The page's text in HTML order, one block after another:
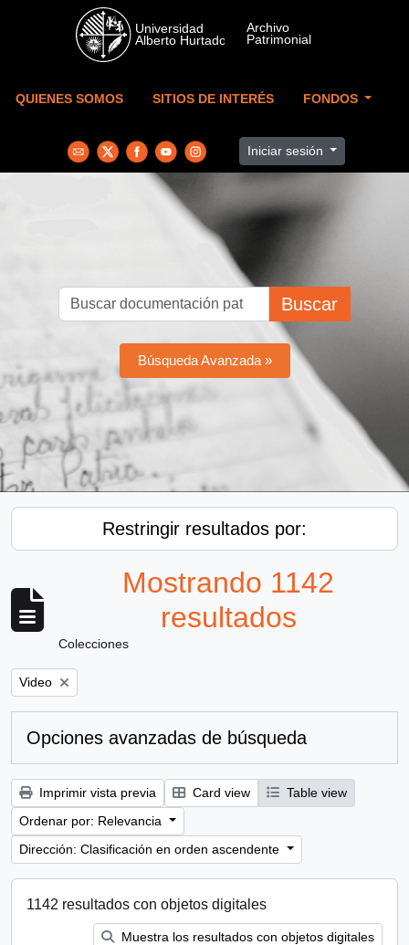
Skip to main content
QUIENES SOMOS SITIOS DE INTERÉS FONDOS
Iniciar sesión
Buscar
Búsqueda Avanzada »
Restringir resultados por:
Mostrando 1142
resultados
Colecciones
Remove filter:
Video
Opciones avanzadas de búsqueda
Imprimir vista previa Card view
Table view
Ordenar por: Relevancia
Dirección: Clasificación en orden ascendente
1142 resultados con objetos digitales
Muestra los resultados con objetos digitales